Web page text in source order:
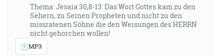
Thema: Jesaia 30,8-13: Das Wort Gottes kam zu den
Sehern, zu Seinen Propheten und nicht zu den
missratenen Söhne die den Weisungen des HERRN
nicht gehorchen wollen!
MP3